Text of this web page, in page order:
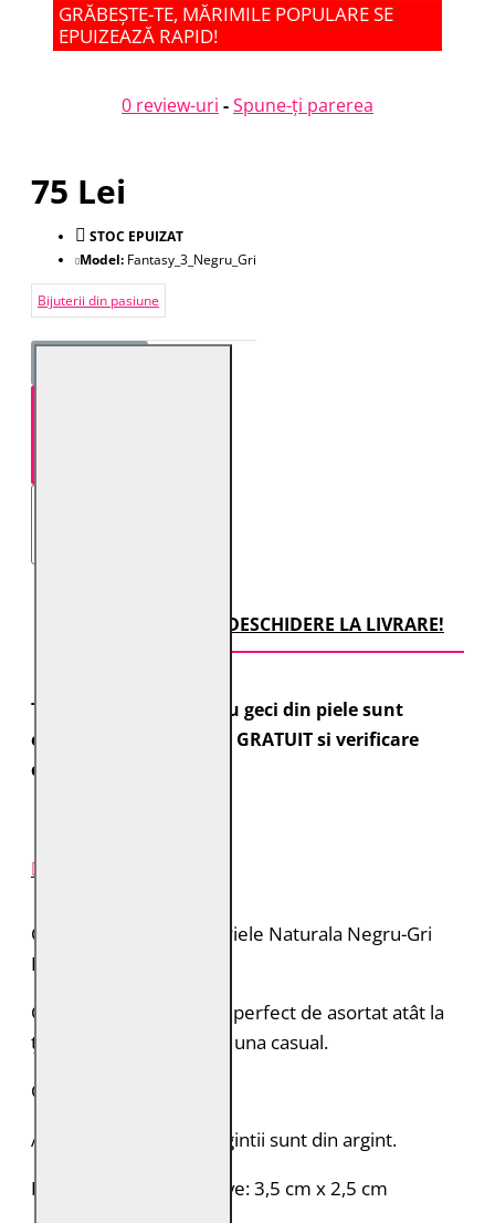
GRĂBEȘTE-TE, MĂRIMILE POPULARE SE
EPUIZEAZĂ RAPID!
0 review-uri -Spune-ţi parerea
75 Lei
STOC EPUIZAT
Model: Fantasy_3_Negru_Gri
Bijuterii din pasiune
TRANSPORT CU DESCHIDERE LA LIVRARE!
Toate comenzile pentru geci din piele sunt
expediate cu transport GRATUIT si verificare
colet.
Cercei Handmade din Piele Naturala Negru-Gri
Fantasy 3
Cercei ușori și eleganți, perfect de asortat atât la
ținută elegantă, cât și la una casual.
Culoare: negru cu gri
Accesoriile metalice argintii sunt din argint.
Dimensiuni aproximative: 3,5 cm x 2,5 cm